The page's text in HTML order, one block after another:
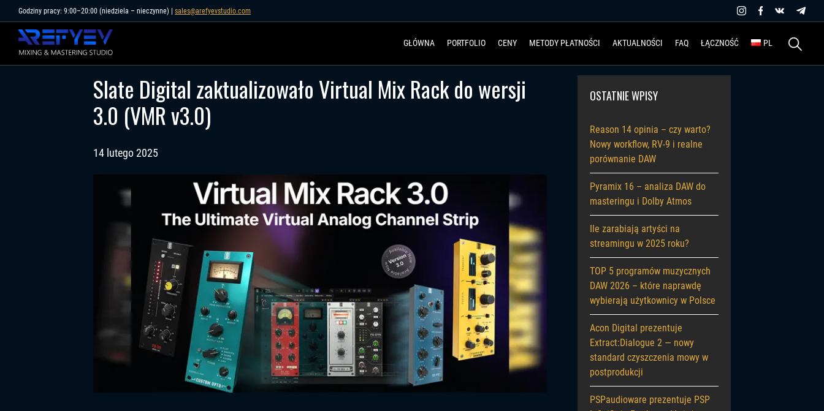
to
content
Godziny pracy: 9:00–20:00 (niedziela – nieczynne) | sales@arefyevstudio.com
GŁÓWNA PORTFOLIO CENY METODY PŁATNOŚCI AKTUALNOŚCI FAQ ŁĄCZNOŚĆ PL Szukaj:
Slate Digital zaktualizowało Virtual Mix Rack do wersji
3.0 (VMR v3.0)
14 lutego 2025
OSTATNIE WPISY
Reason 14 opinia – czy warto?
Nowy workflow, RV-9 i realne
porównanie DAW
Pyramix 16 – analiza DAW do
masteringu i Dolby Atmos
Ile zarabiają artyści na
streamingu w 2025 roku?
TOP 5 programów muzycznych
DAW 2026 – które naprawdę
wybierają użytkownicy w Polsce
Acon Digital prezentuje
Extract:Dialogue 2 — nowy
standard czyszczenia mowy w
postprodukcji
PSPaudioware prezentuje PSP